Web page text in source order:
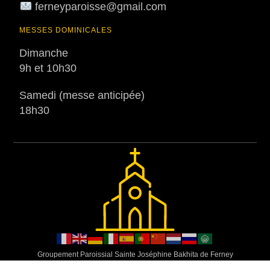
ferneyparoisse@gmail.com
MESSES DOMINICALES
Dimanche
9h et 10h30
Samedi (messe anticipée)
18h30
Groupement Paroissial Sainte Joséphine Bakhita de Ferney